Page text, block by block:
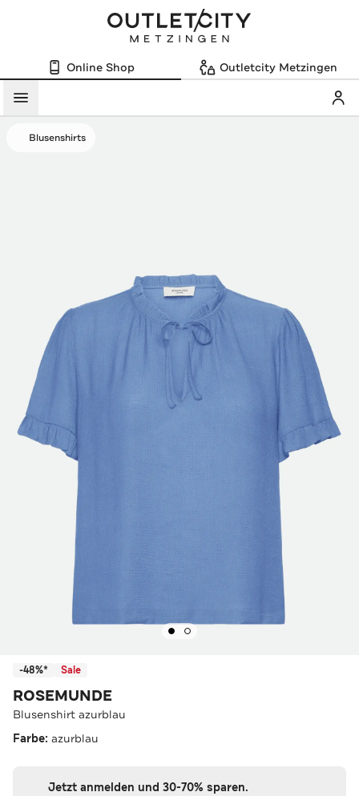
Online Shop Outletcity Metzingen
Menü
Blusenshirts
-48%* Sale
ROSEMUNDE
Blusenshirt azurblau
Farbe: azurblau
Jetzt anmelden und 30-70% sparen.